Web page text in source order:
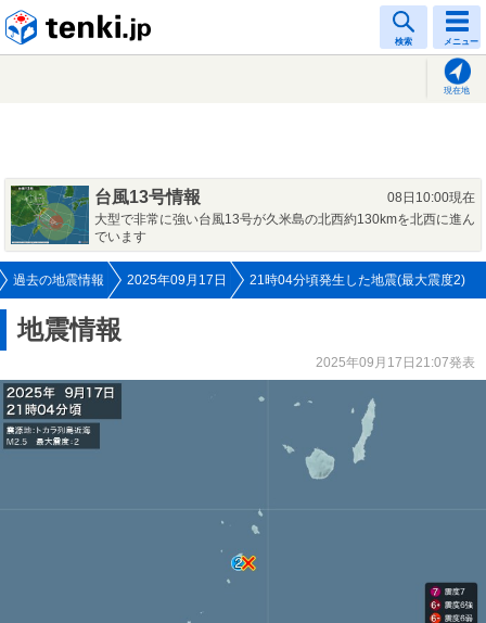
検索 メニュー
現在地
台風13号情報
08日10:00現在
大型で非常に強い台風13号が久米島の北西約130kmを北西に進ん
でいます
過去の地震情報 2025年09月17日 21時04分頃発生した地震(最大震度2)
地震情報
2025年09月17日21:07発表